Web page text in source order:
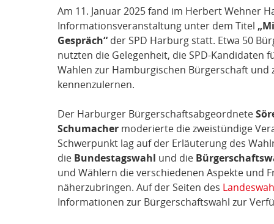
Am 11. Januar 2025 fand im Herbert Wehner
Informationsveranstaltung unter dem Titel
Gespräch“ der SPD Harburg statt. Etwa 50
nutzten die Gelegenheit, die SPD-Kandidaten
Wahlen zur Hamburgischen Bürgerschaft und
kennenzulernen.
Der Harburger Bürgerschaftsabgeordnete
Schumacher moderierte die zweistündige
Schwerpunkt lag auf der Erläuterung des
die Bundestagswahl und die
und Wählern die verschiedenen Aspekte und
näherzubringen. Auf der Seiten des
Informationen zur Bürgerschaftswahl zur